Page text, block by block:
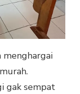
menghargai
gak sempat